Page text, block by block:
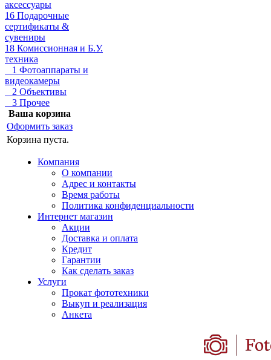
аксессуары
16 Подарочные
сертификаты &
сувениры
18 Комиссионная и Б.У.
техника
1 Фотоаппараты и
видеокамеры
2 Объективы
3 Прочее
Ваша корзина
Оформить заказ
Корзина пуста.
Компания
О компании
Адрес и контакты
Время работы
Политика конфиденциальности
Интернет магазин
Акции
Доставка и оплата
Кредит
Гарантии
Как сделать заказ
Услуги
Прокат фототехники
Выкуп и реализация
Анкета